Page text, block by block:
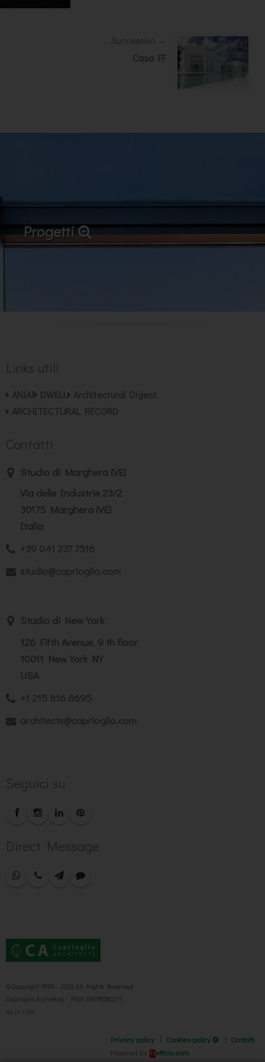
Successivo →
Casa FF
Progetti
Links utili
ANIAI DWELL Architectural Digest
ARCHITECTURAL RECORD
Contatti
Studio di Marghera (VE)
Via delle Industrie 23/2
30175 Marghera (VE)
Italia
+39 041 237 7516
studio@caprioglio.com
Studio di New York
126 Fifth Avenue, 9 th floor
10011 New York NY
USA
+1 215 816 8695
architects@caprioglio.com
Seguici su
Direct Message
© Copyright 1999 - 2026 All Rights Reserved
Caprioglio Architects - P.IVA 04378080271
Rel ID L1C8
Privacy policy Cookies policy
Contatti
Powered by
ettiolo.com